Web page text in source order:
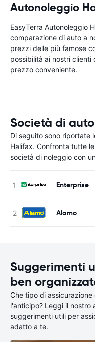
Autonoleggio
EasyTerra Autonoleggio
comparazione di auto a
prezzi delle più famose
possibilità ai nostri
prezzo conveniente.
Società di
Di seguito sono riportate
Halifax. Confronta tutte
società di noleggio con
Enterprise
Alamo
Suggerimenti
ben
Che tipo di
l'anticipo? Leggi il nostro
suggerimenti utili per
adatto a te.